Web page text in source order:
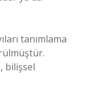
tanımlama
bilişsel